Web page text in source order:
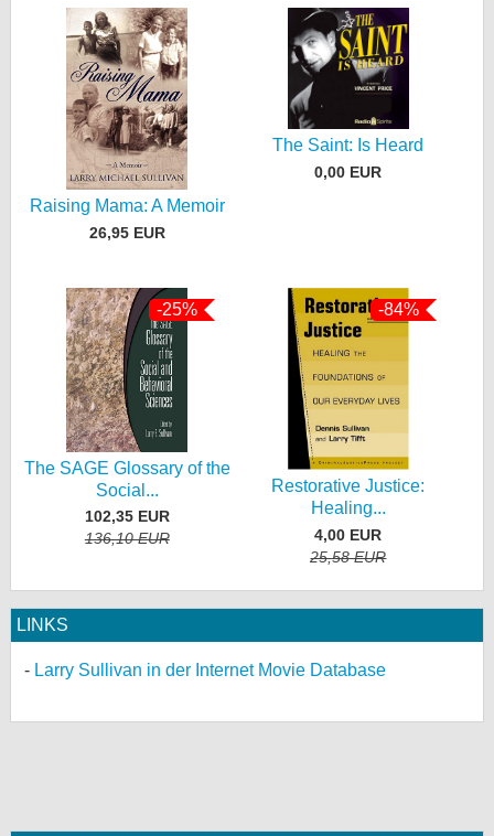
Raising Mama: A Memoir
26,95 EUR
The Saint: Is Heard
0,00 EUR
-25%
The SAGE Glossary of the
Social...
102,35 EUR
136,10 EUR
-84%
Restorative Justice:
Healing...
4,00 EUR
25,58 EUR
LINKS
Larry Sullivan in der Internet Movie Database